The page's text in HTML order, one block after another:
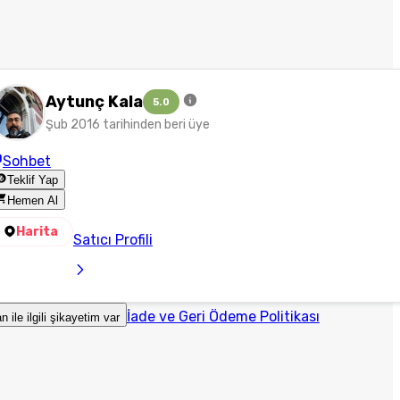
Aytunç Kala 5.0
Şub 2016 tarihinden beri üye
Sohbet
Teklif Yap
Hemen Al
Harita Satıcı Profili
ile ilgili şikayetim var İade ve Geri Ödeme Politikası